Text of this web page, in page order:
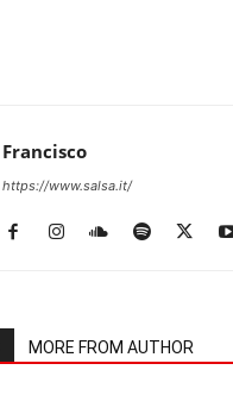
Francisco
https://www.salsa.it/
MORE FROM AUTHOR